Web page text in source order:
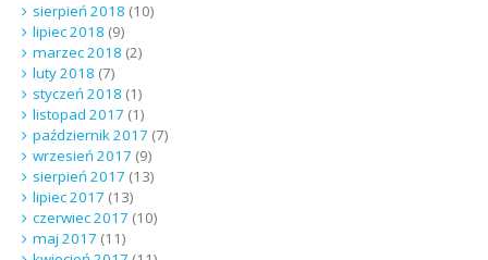
sierpień 2018 (10)
lipiec 2018 (9)
marzec 2018 (2)
luty 2018 (7)
styczeń 2018 (1)
listopad 2017 (1)
październik 2017 (7)
wrzesień 2017 (9)
sierpień 2017 (13)
lipiec 2017 (13)
czerwiec 2017 (10)
maj 2017 (11)